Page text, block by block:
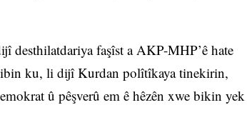
desthilatdariya faşîst a AKP-MHP’ê hate
ku, li dijî Kurdan polîtîkaya tinekirin,
û pêşverû em ê hêzên xwe bikin yek